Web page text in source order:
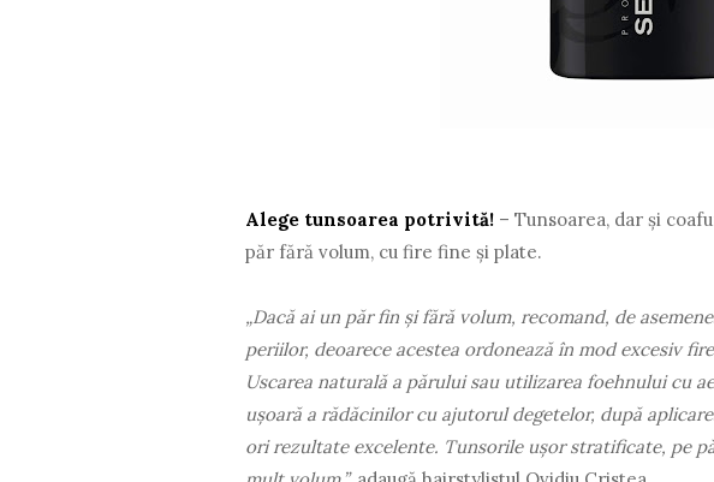
Alege tunsoarea potrivită! – Tunsoarea, dar și
păr fără volum, cu fire fine și plate.
„Dacă ai un păr fin și fără volum, recomand, de
periilor, deoarece acestea ordonează în mod excesiv
Uscarea naturală a părului sau utilizarea foehnului cu
ușoară a rădăcinilor cu ajutorul degetelor, după
ori rezultate excelente. Tunsorile ușor stratificate, pe